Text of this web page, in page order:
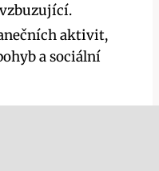
aktivit,
a sociální